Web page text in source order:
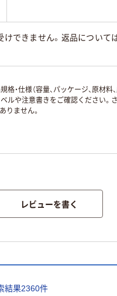
できません。返品について
仕様（容量、パッケージ、原材
や注意書きをご確認ください。
りません。
レビューを書く
結果2360件